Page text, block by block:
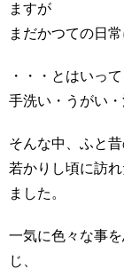
ますが
まだかつての日
・・・とはいっ
手洗い・うがい
そんな中、ふと
若かりし頃に訪
ました。
一気に色々な事
じ、